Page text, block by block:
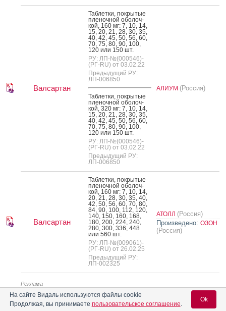
Валсартан
Таб­летки, пок­ры­тые
пле­ноч­ной обо­лоч­
кой, 160 мг: 7, 10, 14,
15, 20, 21, 28, 30, 35,
40, 42, 45, 50, 56, 60,
70, 75, 80, 90, 100,
120 или 150 шт.
РУ: ЛП-№(000546)-
(РГ-RU) от 03.02.22
Предыдущий РУ:
ЛП-006850
Таб­летки, пок­ры­тые
пле­ноч­ной обо­лоч­
кой, 320 мг: 7, 10, 14,
15, 20, 21, 28, 30, 35,
40, 42, 45, 50, 56, 60,
70, 75, 80, 90, 100,
120 или 150 шт.
РУ: ЛП-№(000546)-
(РГ-RU) от 03.02.22
Предыдущий РУ:
ЛП-006850
АЛИУМ (Россия)
Валсартан
Таб­летки, пок­ры­тые
пле­ноч­ной обо­лоч­
кой, 160 мг: 7, 10, 14,
20, 21, 28, 30, 35, 40,
42, 50, 56, 60, 70, 80,
84, 90, 100, 112, 120,
140, 150, 160, 168,
180, 200, 224, 240,
280, 300, 336, 448
или 560 шт.
РУ: ЛП-№(009061)-
(РГ-RU) от 26.02.25
Предыдущий РУ:
ЛП-002325
АТОЛЛ (Россия)
Произведено: ОЗОН
(Россия)
Реклама
На сайте Видаль используются файлы cookie
Продолжая, вы принимаете пользовательское соглашение.
Ok